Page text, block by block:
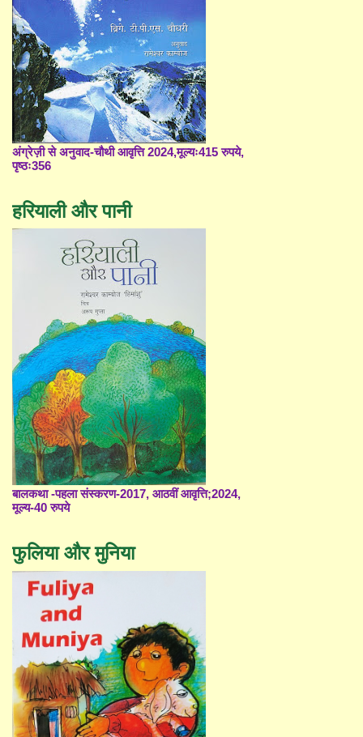
अंग्रेज़ी से अनुवाद-चौथी आवृत्ति 2024,मूल्यः415 रुपये,
पृष्ठः356
हरियाली और पानी
बालकथा -पहला संस्करण-2017, आठवीं आवृत्ति;2024,
मूल्य-40 रुपये
फुलिया और मुनिया